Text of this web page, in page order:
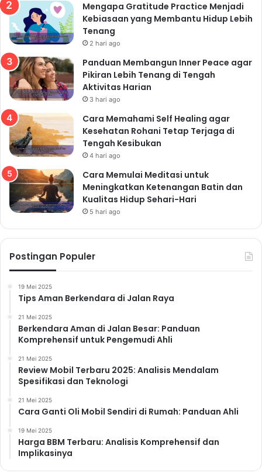
Mengapa Gratitude Practice Menjadi
Kebiasaan yang Membantu Hidup Lebih
Tenang
2 hari ago
Panduan Membangun Inner Peace agar
Pikiran Lebih Tenang di Tengah
Aktivitas Harian
3 hari ago
Cara Memahami Self Healing agar
Kesehatan Rohani Tetap Terjaga di
Tengah Kesibukan
4 hari ago
Cara Memulai Meditasi untuk
Meningkatkan Ketenangan Batin dan
Kualitas Hidup Sehari-Hari
5 hari ago
Postingan Populer
19 Mei 2025
Tips Aman Berkendara di Jalan Raya
21 Mei 2025
Berkendara Aman di Jalan Besar: Panduan
Komprehensif untuk Pengemudi Ahli
21 Mei 2025
Review Mobil Terbaru 2025: Analisis Mendalam
Spesifikasi dan Teknologi
21 Mei 2025
Cara Ganti Oli Mobil Sendiri di Rumah: Panduan Ahli
19 Mei 2025
Harga BBM Terbaru: Analisis Komprehensif dan
Implikasinya